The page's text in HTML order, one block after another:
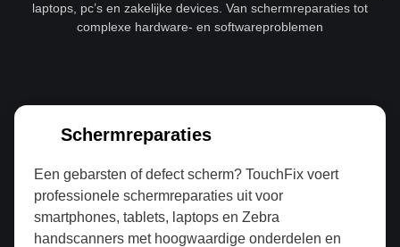
laptops, pc’s en zakelijke devices. Van schermreparaties tot
complexe hardware- en softwareproblemen
Schermreparaties
Een gebarsten of defect scherm? TouchFix voert
professionele schermreparaties uit voor
smartphones, tablets, laptops en Zebra
handscanners met hoogwaardige onderdelen en